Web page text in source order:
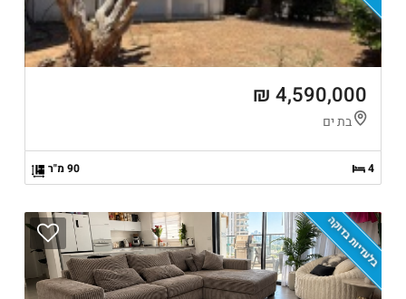
4,590,000 ₪
בת ים
4 90 מ"ר
בלעדיות בדוקה